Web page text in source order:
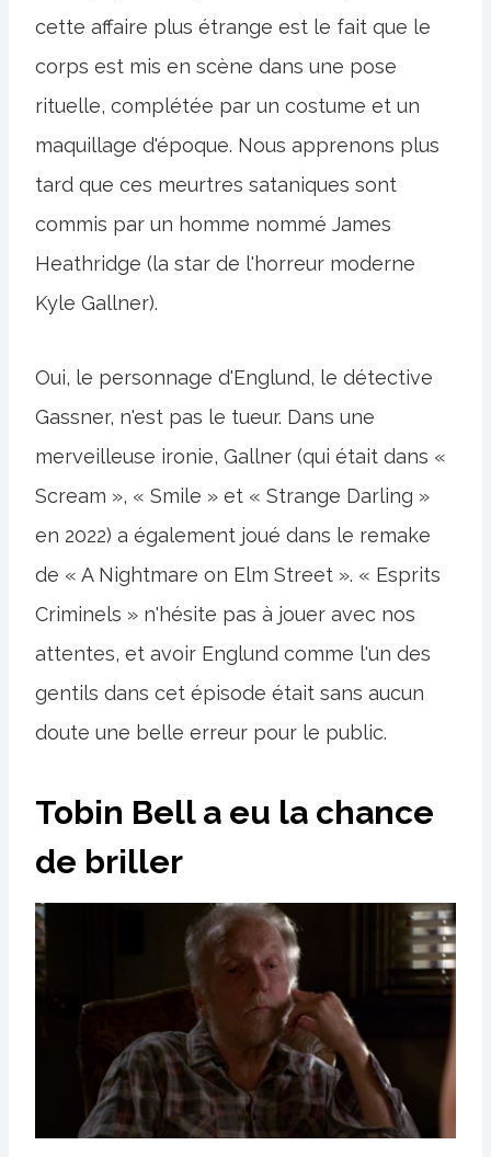
cette affaire plus étrange est le fait que le
corps est mis en scène dans une pose
rituelle, complétée par un costume et un
maquillage d'époque. Nous apprenons plus
tard que ces meurtres sataniques sont
commis par un homme nommé James
Heathridge (la star de l'horreur moderne
Kyle Gallner).
Oui, le personnage d'Englund, le détective
Gassner, n'est pas le tueur. Dans une
merveilleuse ironie, Gallner (qui était dans «
Scream », « Smile » et « Strange Darling »
en 2022) a également joué dans le remake
de « A Nightmare on Elm Street ». « Esprits
Criminels » n'hésite pas à jouer avec nos
attentes, et avoir Englund comme l'un des
gentils dans cet épisode était sans aucun
doute une belle erreur pour le public.
Tobin Bell a eu la chance
de briller